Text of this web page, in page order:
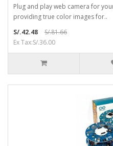
Plug and play web camera for
providing true color images for..
S/.42.48
S/.81.66
Ex Tax:S/.36.00